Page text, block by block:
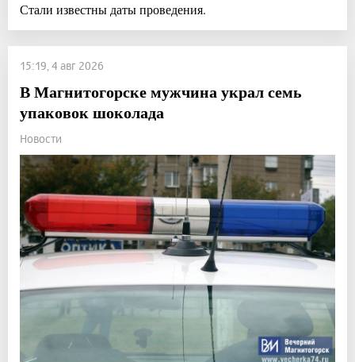
Стали известны даты проведения.
15:19, 4 авг 2026
В Магнитогорске мужчина украл семь
упаковок шоколада
Новости